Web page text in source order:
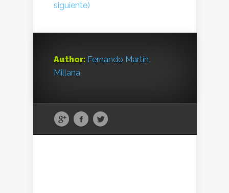
siguiente)
Author: Fernando Martín
Millana